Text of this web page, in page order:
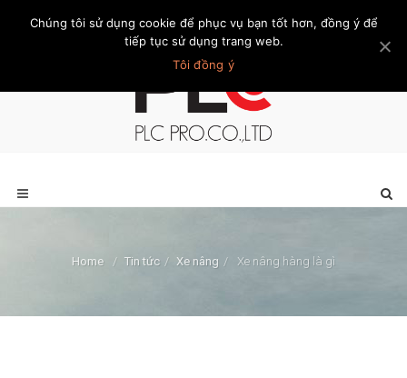
Trang chủ Giới thiệu Khách hàng Liên hệ Thành viên
Home / Tin tức / Xe nâng / Xe nâng hàng là gì
Chúng tôi sử dụng cookie để phục vụ bạn tốt hơn, đồng ý để
tiếp tục sử dụng trang web.
Tôi đồng ý